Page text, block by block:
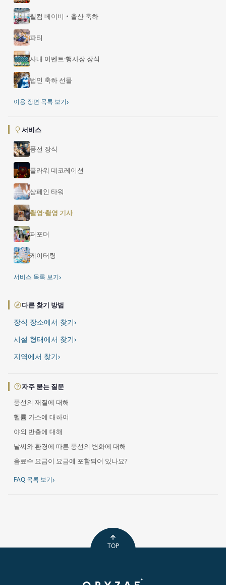
웰컴 베이비・출산 축하
파티
사내 이벤트·행사장 장식
법인 축하 선물
이용 장면 목록 보기›
서비스
풍선 장식
플라워 데코레이션
샴페인 타워
촬영·촬영 기사
퍼포머
케이터링
서비스 목록 보기›
다른 찾기 방법
장식 장소에서 찾기›
시설 형태에서 찾기›
지역에서 찾기›
자주 묻는 질문
풍선의 재질에 대해
헬륨 가스에 대하여
야외 반출에 대해
날씨와 환경에 따른 풍선의 변화에 대해
음료수 요금이 요금에 포함되어 있나요?
FAQ 목록 보기›
TOP